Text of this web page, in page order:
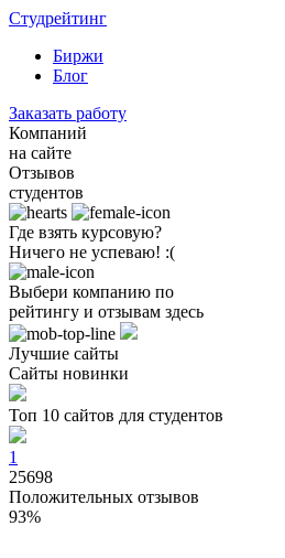
Студрейтинг
Биржи
Блог
Заказать работу
Компаний
на сайте
Отзывов
студентов
Где взять курсовую?
Ничего не успеваю! :(
Выбери компанию по
рейтингу и отзывам здесь
Лучшие сайты
Сайты новинки
Топ 10 сайтов для студентов
1
25698
Положительных отзывов
93%